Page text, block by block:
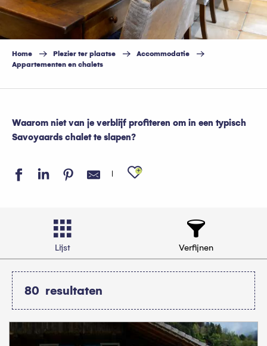
Home Plezier ter plaatse
Accommodatie
Appartementen en chalets
Waarom niet van je verblijf profiteren om in een typisch
Savoyaards chalet te slapen?
Ajouter aux
Lijst Verfijnen
80 resultaten